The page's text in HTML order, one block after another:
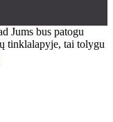
Jums bus patogu
tinklalapyje, tai tolygu